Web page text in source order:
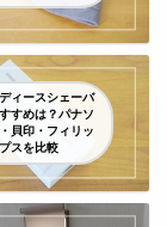
ィースシェーバ
すめは？パナソ
貝印・フィリッ
プスを比較